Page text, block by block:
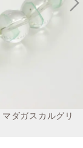
ダガスカルグリ